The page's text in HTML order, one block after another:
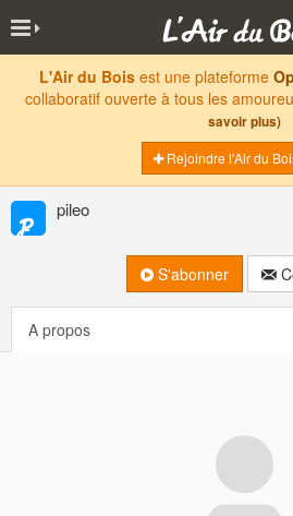
L'Air du Boisest une plateforme
collaboratif ouverte à tous les
savoir plus)
Rejoindre l'Air du
pileo
S'abonner
A propos